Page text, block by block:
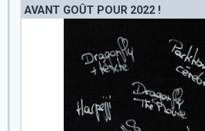
AVANT GOÛT POUR 2022 !